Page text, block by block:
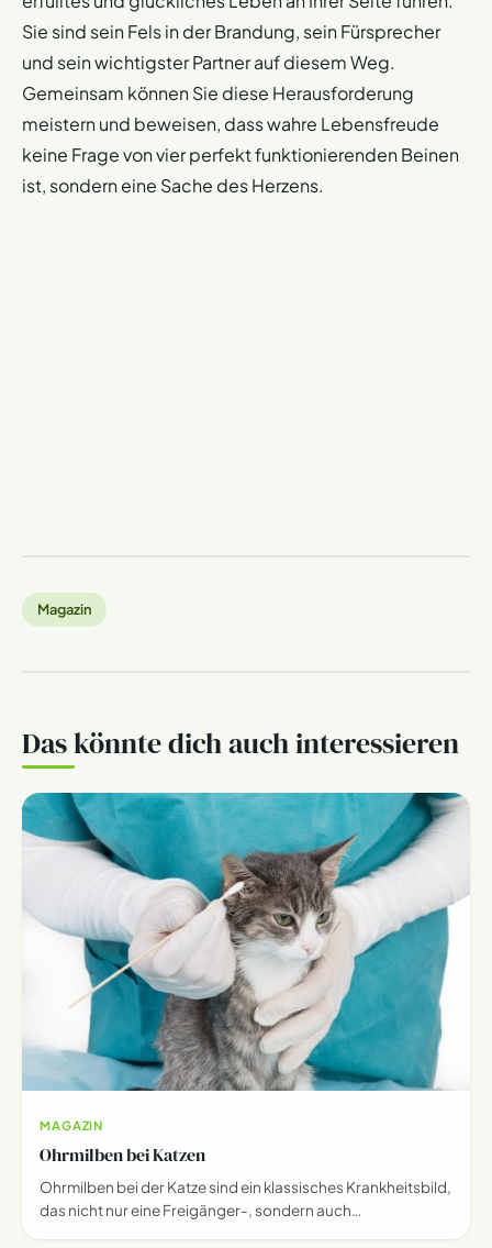
Sie sind sein Fels in der Brandung, sein Fürsprecher
und sein wichtigster Partner auf diesem Weg.
Gemeinsam können Sie diese Herausforderung
meistern und beweisen, dass wahre Lebensfreude
keine Frage von vier perfekt funktionierenden Beinen
ist, sondern eine Sache des Herzens.
Magazin
Das könnte dich auch interessieren
MAGAZIN
Ohrmilben bei Katzen
Ohrmilben bei der Katze sind ein klassisches Krankheitsbild,
das nicht nur eine Freigänger-, sondern auch…